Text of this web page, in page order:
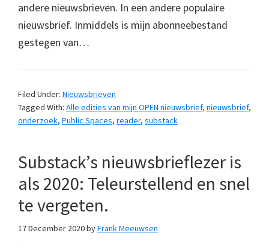
andere nieuwsbrieven. In een andere populaire
nieuwsbrief. Inmiddels is mijn abonneebestand
gestegen van…
Filed Under: Nieuwsbrieven
Tagged With: Alle edities van mijn OPEN nieuwsbrief, nieuwsbrief,
onderzoek, Public Spaces, reader, substack
Substack’s nieuwsbrieflezer is
als 2020: Teleurstellend en snel
te vergeten.
17 December 2020byFrank Meeuwsen